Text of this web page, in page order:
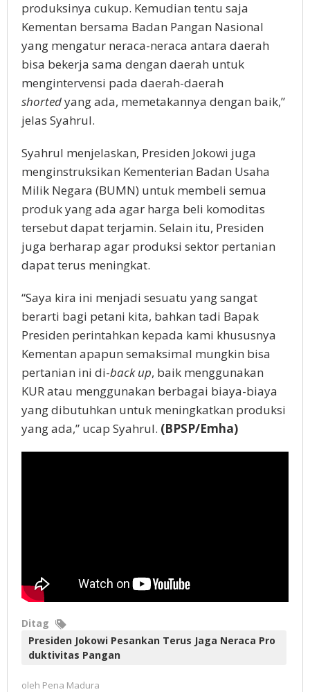
produksinya cukup. Kemudian tentu saja
Kementan bersama Badan Pangan Nasional
yang mengatur neraca-neraca antara daerah
bisa bekerja sama dengan daerah untuk
mengintervensi pada daerah-daerah
shortedyang ada, memetakannya dengan baik,”
jelas Syahrul.
Syahrul menjelaskan, Presiden Jokowi juga
menginstruksikan Kementerian Badan Usaha
Milik Negara (BUMN) untuk membeli semua
produk yang ada agar harga beli komoditas
tersebut dapat terjamin. Selain itu, Presiden
juga berharap agar produksi sektor pertanian
dapat terus meningkat.
“Saya kira ini menjadi sesuatu yang sangat
berarti bagi petani kita, bahkan tadi Bapak
Presiden perintahkan kepada kami khususnya
Kementan apapun semaksimal mungkin bisa
pertanian ini di-back up, baik menggunakan
KUR atau menggunakan berbagai biaya-biaya
yang dibutuhkan untuk meningkatkan produksi
yang ada,” ucap Syahrul. (BPSP/Emha)
Ditag
Presiden Jokowi Pesankan Terus Jaga Neraca Pro
duktivitas Pangan
oleh Pena Madura